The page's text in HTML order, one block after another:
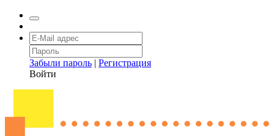
Забыли пароль | Регистрация
Войти